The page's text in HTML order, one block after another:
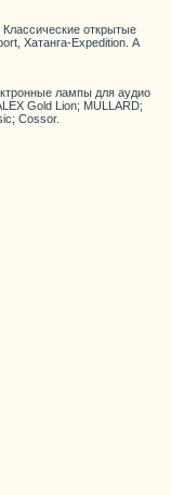
открытые
Хатанга-Expedition. А
лампы для аудио
Gold Lion; MULLARD;
Cossor.